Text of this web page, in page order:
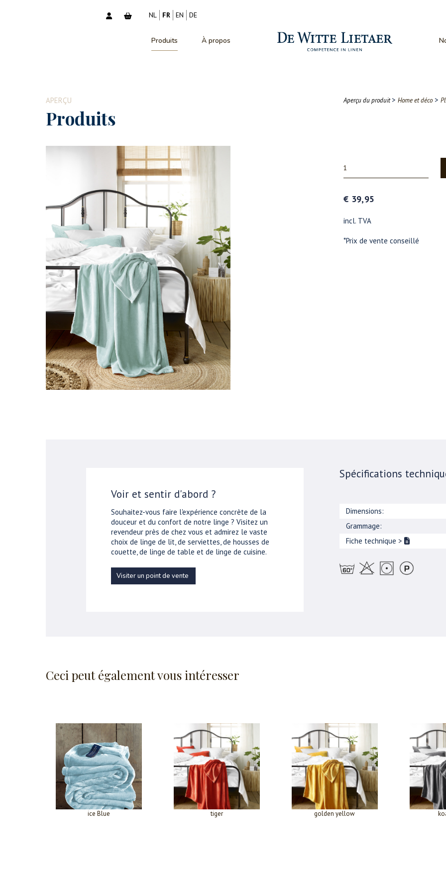
NL FR EN DE
Produits À propos
APERÇU
Produits
Aperçu du produit > Home et déco >
€ 39,95
incl. TVA
*Prix de vente conseillé
Voir et sentir d'abord ?
Souhaitez-vous faire l'expérience concrète de la
douceur et du confort de notre linge ? Visitez un
revendeur près de chez vous et admirez le vaste
choix de linge de lit, de serviettes, de housses de
couette, de linge de table et de linge de cuisine.
Visiter un point de vente
Spécifications
Dimensions:
Grammage:
Fiche technique >
Ceci peut également vous intéresser
ice Blue tiger golden yellow